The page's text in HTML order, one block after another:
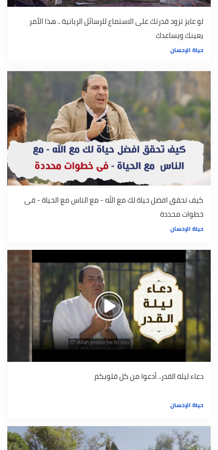
لو عايز تزود قدرتك على الاستماع للرسائل الربانية .. هذا الأمر
يعينك ويساعدك
حياة الإحسان
كيف تحقق افضل حياة لك مع الله - مع الناس مع الحياة - فى
خطوات محددة
حياة الإحسان
دعاء ليلة القدر.. أدعوا من كل قلوبكم
حياة الإحسان